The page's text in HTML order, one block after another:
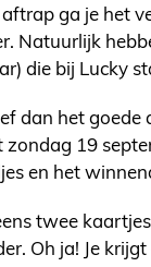
ga je het
Natuurlijk
die bij Lucky
dan het
zondag 19
en het
twee
Oh ja! Je